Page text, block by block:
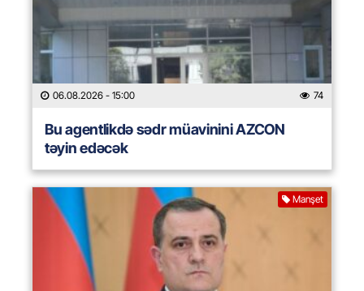
06.08.2026 - 15:00 74
Bu agentlikdə sədr müavinini AZCON
təyin edəcək
Manşet